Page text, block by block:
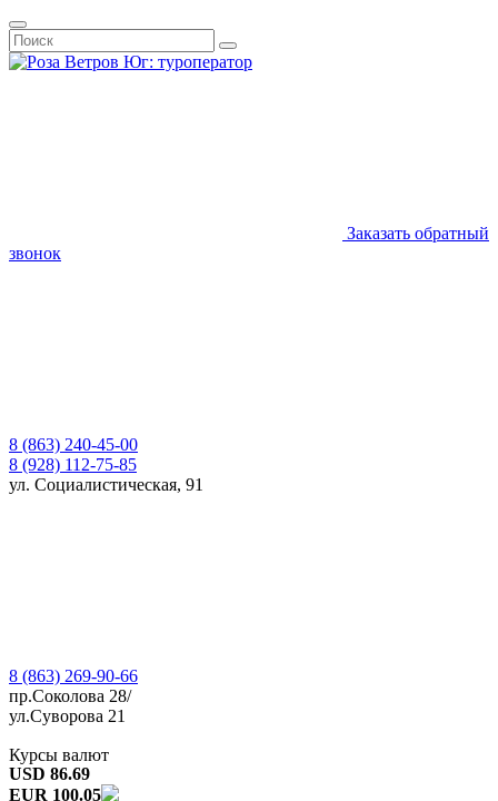
Заказать обратный
звонок
8 (863) 240-45-00
8 (928) 112-75-85
ул. Социалистическая, 91
8 (863) 269-90-66
пр.Соколова 28/
ул.Суворова 21
Курсы валют
USD 86.69
EUR 100.05